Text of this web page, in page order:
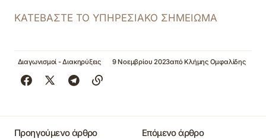
ΚΑΤΕΒΑΣΤΕ ΤΟ ΥΠΗΡΕΣΙΑΚΟ ΣΗΜΕΙΩΜΑ
Διαγωνισμοί - Διακηρύξεις 9 Νοεμβρίου 2023από Κλήμης Ομφαλίδης
Προηγούμενο άρθρο Επόμενο άρθρο